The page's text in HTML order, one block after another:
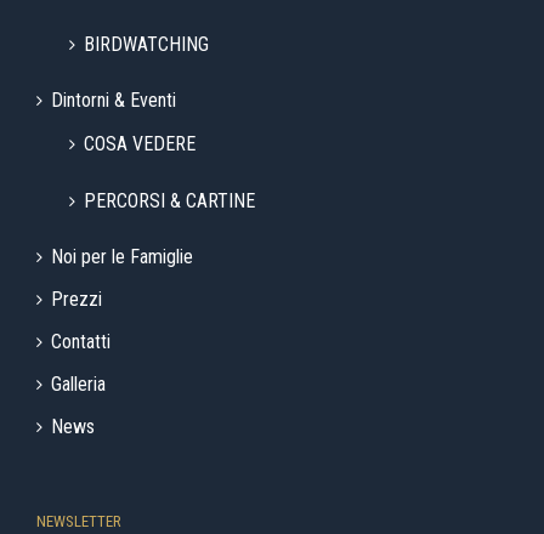
BIRDWATCHING
Dintorni & Eventi
COSA VEDERE
PERCORSI & CARTINE
Noi per le Famiglie
Prezzi
Contatti
Galleria
News
NEWSLETTER